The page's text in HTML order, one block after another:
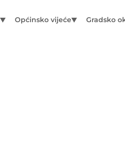
Općinsko vijeće Gradsko